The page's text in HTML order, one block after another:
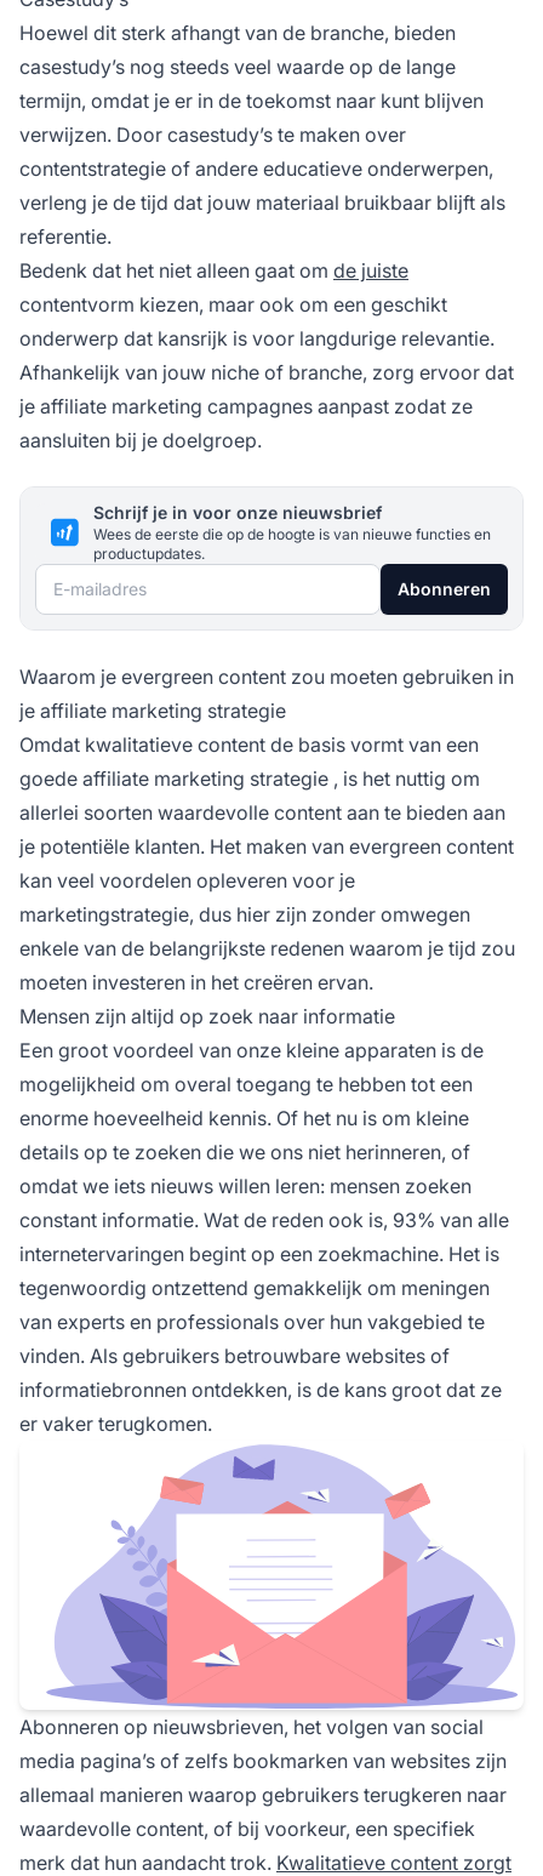
Hoewel dit sterk afhangt van de branche, bieden
casestudy’s nog steeds veel waarde op de lange
termijn, omdat je er in de toekomst naar kunt blijven
verwijzen. Door casestudy’s te maken over
contentstrategie of andere educatieve onderwerpen,
verleng je de tijd dat jouw materiaal bruikbaar blijft als
referentie.
Bedenk dat het niet alleen gaat om de juiste
contentvorm kiezen, maar ook om een geschikt
onderwerp dat kansrijk is voor langdurige relevantie.
Afhankelijk van jouw niche of branche, zorg ervoor dat
je affiliate marketing campagnes aanpast zodat ze
aansluiten bij je doelgroep.
Schrijf je in voor onze nieuwsbrief
Wees de eerste die op de hoogte is van nieuwe functies en
productupdates.
E-mailadres Abonneren
Waarom je evergreen content zou moeten gebruiken in
je affiliate marketing strategie
Omdat kwalitatieve content de basis vormt van een
goede affiliate marketing strategie , is het nuttig om
allerlei soorten waardevolle content aan te bieden aan
je potentiële klanten. Het maken van evergreen content
kan veel voordelen opleveren voor je
marketingstrategie, dus hier zijn zonder omwegen
enkele van de belangrijkste redenen waarom je tijd zou
moeten investeren in het creëren ervan.
Mensen zijn altijd op zoek naar informatie
Een groot voordeel van onze kleine apparaten is de
mogelijkheid om overal toegang te hebben tot een
enorme hoeveelheid kennis. Of het nu is om kleine
details op te zoeken die we ons niet herinneren, of
omdat we iets nieuws willen leren: mensen zoeken
constant informatie. Wat de reden ook is, 93% van alle
internetervaringen begint op een zoekmachine. Het is
tegenwoordig ontzettend gemakkelijk om meningen
van experts en professionals over hun vakgebied te
vinden. Als gebruikers betrouwbare websites of
informatiebronnen ontdekken, is de kans groot dat ze
er vaker terugkomen.
Abonneren op nieuwsbrieven, het volgen van social
media pagina’s of zelfs bookmarken van websites zijn
allemaal manieren waarop gebruikers terugkeren naar
waardevolle content, of bij voorkeur, een specifiek
merk dat hun aandacht trok. Kwalitatieve content zorgt